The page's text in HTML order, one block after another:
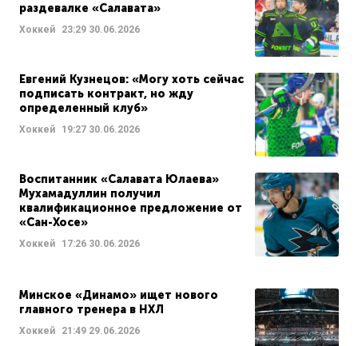
раздевалке «Салавата»
Хоккей 23:29 30.06.2026
Евгений Кузнецов: «Могу хоть сейчас
подписать контракт, но жду
определенный клуб»
Хоккей 19:27 30.06.2026
Воспитанник «Салавата Юлаева»
Мухамадуллин получил
квалификационное предложение от
«Сан-Хосе»
Хоккей 17:26 30.06.2026
Минское «Динамо» ищет нового
главного тренера в НХЛ
Хоккей 21:49 29.06.2026